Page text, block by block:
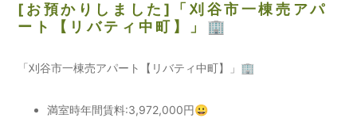
[お預かりしました]「刈谷市一棟売アパ
ート【リバティ中町】」🏢
「刈谷市一棟売アパート【リバティ中町】」🏢
満室時年間賃料:3,972,000円😀